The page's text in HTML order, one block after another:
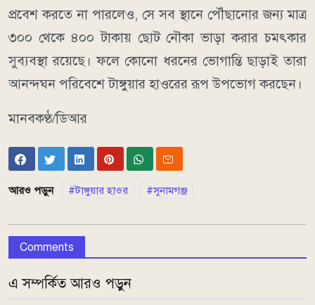
প্রবেশ করতে না পারলেও, সে সব স্থানে পৌঁছানোর জন্য মাত্র
৩০০ থেকে ৪০০ টাকায় ছোট নৌকা ভাড়া করার চমৎকার
সুব্যবস্থা রয়েছে। ফলে কোনো ধরনের ভোগান্তি ছাড়াই তারা
আনন্দঘন পরিবেশে টাঙ্গুয়ার হাওরের রূপ উপভোগ করছেন।
মানবকণ্ঠ/ডিআর
আরও পড়ুন টাঙ্গুয়ার হাওর সুনামগঞ্জ
Comments
এ সম্পর্কিত আরও পড়ুন